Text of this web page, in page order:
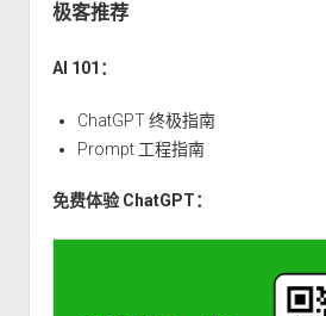
极客推荐
AI 101：
ChatGPT 终极指南
Prompt 工程指南
免费体验 ChatGPT：